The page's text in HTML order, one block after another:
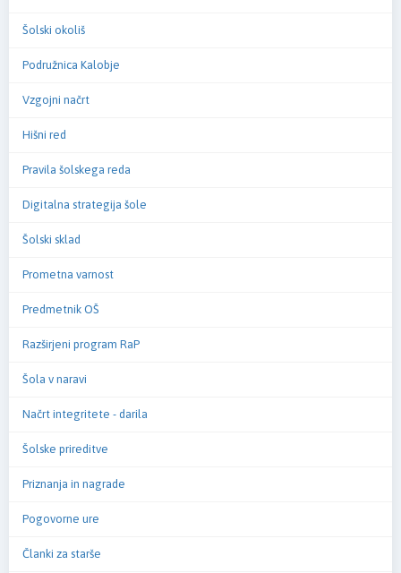
Šolski okoliš
Podružnica Kalobje
Vzgojni načrt
Hišni red
Pravila šolskega reda
Digitalna strategija šole
Šolski sklad
Prometna varnost
Predmetnik OŠ
Razširjeni program RaP
Šola v naravi
Načrt integritete - darila
Šolske prireditve
Priznanja in nagrade
Pogovorne ure
Članki za starše